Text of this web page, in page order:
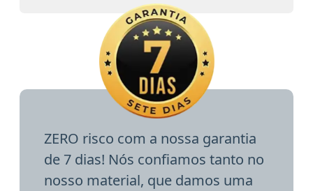
ZERO risco com a nossa garantia
de 7 dias! Nós confiamos tanto no
nosso material, que damos uma